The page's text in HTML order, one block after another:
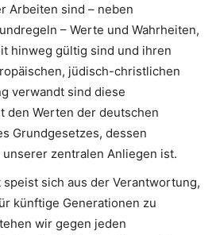
Arbeiten sind – neben
– Werte und Wahrheiten,
hinweg gültig sind und ihren
jüdisch-christlichen
verwandt sind diese
den Werten der deutschen
Grundgesetzes, dessen
zentralen Anliegen ist.
speist sich aus der Verantwortung,
künftige Generationen zu
wir gegen jeden